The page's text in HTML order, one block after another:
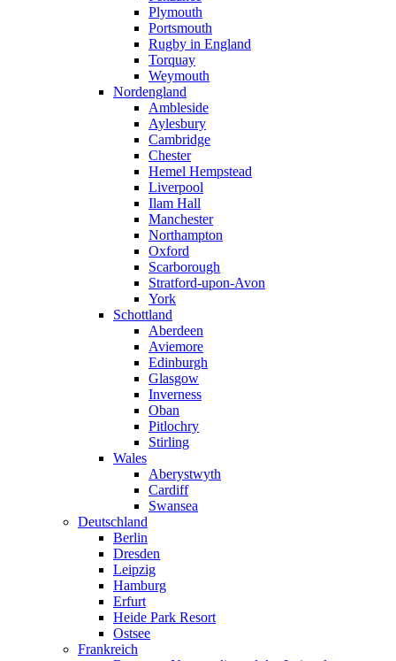
Plymouth
Portsmouth
Rugby in England
Torquay
Weymouth
Nordengland
Ambleside
Aylesbury
Cambridge
Chester
Hemel Hempstead
Liverpool
Ilam Hall
Manchester
Northampton
Oxford
Scarborough
Stratford-upon-Avon
York
Schottland
Aberdeen
Aviemore
Edinburgh
Glasgow
Inverness
Oban
Pitlochry
Stirling
Wales
Aberystwyth
Cardiff
Swansea
Deutschland
Berlin
Dresden
Leipzig
Hamburg
Erfurt
Heide Park Resort
Ostsee
Frankreich